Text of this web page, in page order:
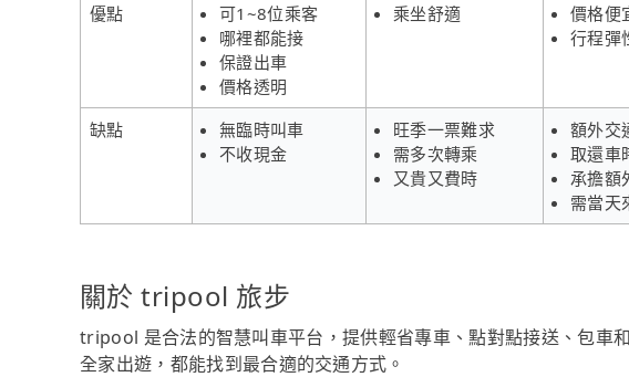
優點
可1~8位乘客
哪裡都能接
保證出車
價格透明
乘坐舒適
價格便
行程彈
缺點
無臨時叫車
不收現金
旺季一票難求
需多次轉乘
又貴又費時
額外交
取還車
承擔額
需當天
關於 tripool 旅步
tripool 是合法的智慧叫車平台，提供輕省專車、點對點接送、包車
全家出遊，都能找到最合適的交通方式。